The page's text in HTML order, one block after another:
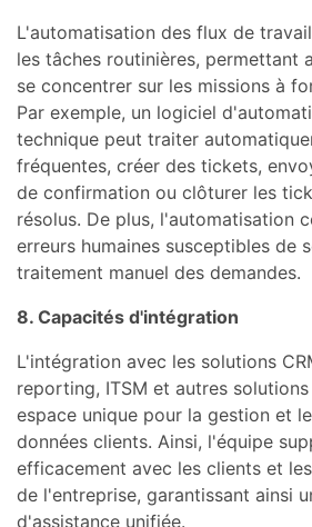
L'automatisation des flux de
les tâches routinières, permettant
se concentrer sur les missions à
Par exemple, un logiciel
technique peut traiter
fréquentes, créer des tickets,
de confirmation ou clôturer les
résolus. De plus, l'automatisation
erreurs humaines susceptibles de
traitement manuel des demandes.
8. Capacités d'intégration
L'intégration avec les solutions
reporting, ITSM et autres
espace unique pour la gestion et
données clients. Ainsi, l'équipe
efficacement avec les clients et
de l'entreprise, garantissant ainsi
d'assistance unifiée.